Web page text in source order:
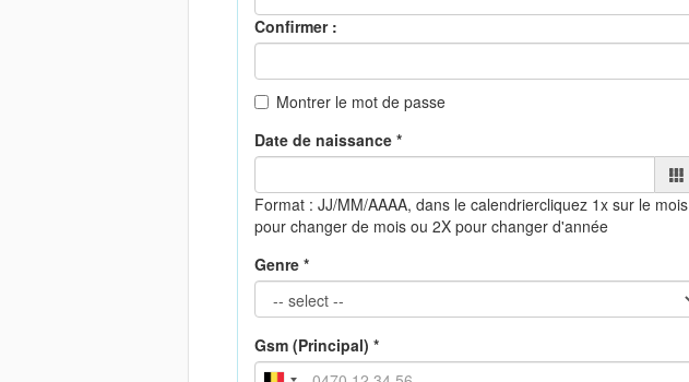
Confirmer :
Montrer le mot de passe
Date de naissance *
Format : JJ/MM/AAAA, dans le calendriercliquez 1x sur le mois
pour changer de mois ou 2X pour changer d'année
Genre *
Gsm (Principal) *